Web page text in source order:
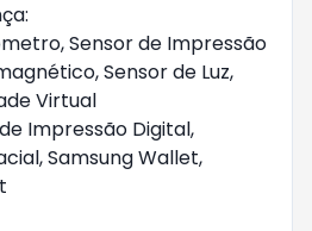
Sensor de Impressão
Sensor de Luz,
Virtual
Impressão Digital,
Samsung Wallet,